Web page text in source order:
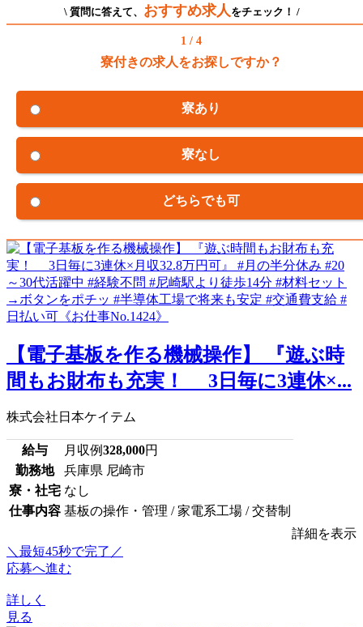
\ 質問に答えて、 おすすめ求人 をチェック！ /
1 / 4
寮付きの求人をお探しですか？
寮あり
寮なし
どちらでも可
【電子基板を作る機械操作】 『遊ぶ時
間もお財布も充実！ 3日毎に3連休×...
株式会社日本ケイテム
給与 月収例328,000円
勤務地
兵庫県 尼崎市
寮・社宅 なし
仕事内容 基板の操作・管理 / 家電系工場 / 交替制
詳細を表示
＼最短45秒で完了／
応募へ進む
詳しく
見る